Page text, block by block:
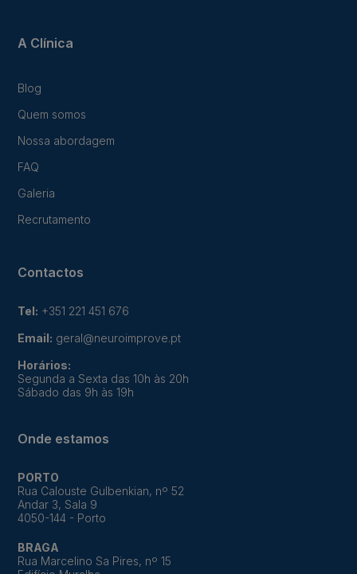
A Clínica
Blog
Quem somos
Nossa abordagem
FAQ
Galeria
Recrutamento
Contactos
Tel: +351 221 451 676
Email: geral@neuroimprove.pt
Horários:
Segunda a Sexta das 10h às 20h
Sábado das 9h às 19h
Onde estamos
PORTO
Rua Calouste Gulbenkian, nº 52
Andar 3, Sala 9
4050-144 - Porto
BRAGA
Rua Marcelino Sa Pires, nº 15